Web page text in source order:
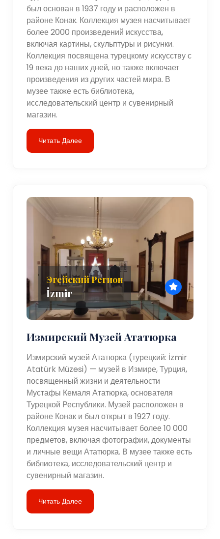
был основан в 1937 году и расположен в
районе Конак. Коллекция музея насчитывает
более 2000 произведений искусства,
включая картины, скульптуры и рисунки.
Коллекция посвящена турецкому искусству с
19 века до наших дней, но также включает
произведения из других частей мира. В
музее также есть библиотека,
исследовательский центр и сувенирный
магазин.
Читать Далее
Эгейский Регион
İzmir
Измирский Музей Ататюрка
Измирский музей Ататюрка (турецкий: İzmir
Atatürk Müzesi) — музей в Измире, Турция,
посвященный жизни и деятельности
Мустафы Кемаля Ататюрка, основателя
Турецкой Республики. Музей расположен в
районе Конак и был открыт в 1927 году.
Коллекция музея насчитывает более 10 000
предметов, включая фотографии, документы
и личные вещи Ататюрка. В музее также есть
библиотека, исследовательский центр и
сувенирный магазин.
Читать Далее